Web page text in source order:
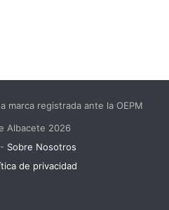
marca registrada ante la OEPM
Albacete 2026
- Sobre Nosotros
de privacidad